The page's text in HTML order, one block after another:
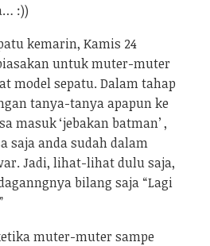
:))
kemarin, Kamis 24
untuk muter-muter
model sepatu. Dalam tahap
tanya-tanya apapun ke
masuk ‘jebakan batman’ ,
saja anda sudah dalam
Jadi, lihat-lihat dulu saja,
bilang saja “Lagi
muter-muter sampe